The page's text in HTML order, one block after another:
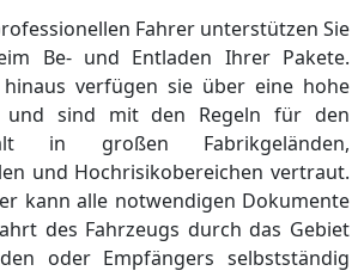
Fahrer unterstützen Sie
Be- und Entladen Ihrer Pakete.
verfügen sie über eine hohe
und sind mit den Regeln für den
in großen Fabrikgeländen,
und Hochrisikobereichen vertraut.
kann alle notwendigen Dokumente
des Fahrzeugs durch das Gebiet
oder Empfängers selbstständig